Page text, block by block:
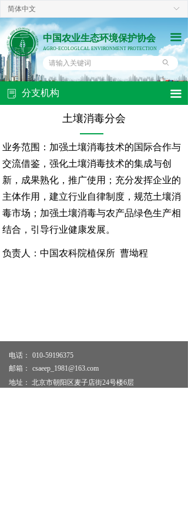
끀
ꄙ
中国农业生态环境保护协会
AGRO-ECOLOGLCAL ENVIRONMENT PROTECTION
ꀅ
简体中文
土壤消毒分会
分支机构
ꂓ 끀
业务范围：加强土壤消毒技术的国际合作与
交流借鉴，强化土壤消毒技术的集成与创
新，成果熟化，推广使用；充分发挥企业的
主体作用，建立行业自律制度，规范土壤消
毒市场；加强土壤消毒与农产品绿色生产相
结合，引导行业健康发展。
负责人：中国农科院植保所 曹坳程
地址： 北京市朝阳区麦子店街24号楼6层
电话：
010-59196375
邮箱：
csaeep_1981@163.com